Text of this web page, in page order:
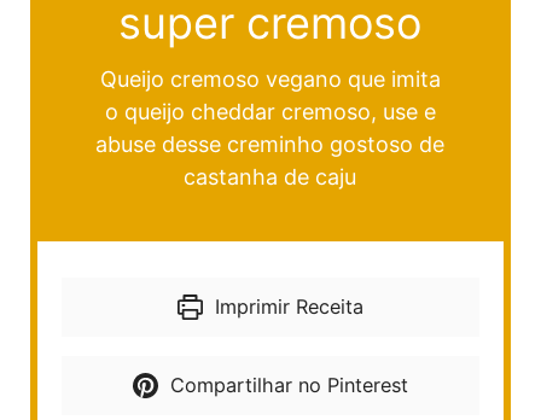
super cremoso
Queijo cremoso vegano que imita
o queijo cheddar cremoso, use e
abuse desse creminho gostoso de
castanha de caju
Imprimir Receita
Compartilhar no Pinterest